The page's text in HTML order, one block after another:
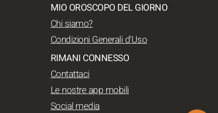
MIO OROSCOPO DEL GIORNO
Chi siamo?
Condizioni Generali d'Uso
RIMANI CONNESSO
Contattaci
Le nostre app mobili
Social media